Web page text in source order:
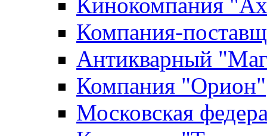
Кинокомпания
Компания-
Антикварный
Компания "Орион"
Московская